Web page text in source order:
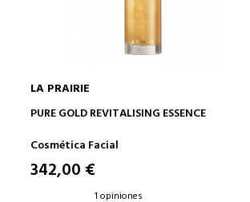
AÑADIR A LA CESTA
LA PRAIRIE
PURE GOLD REVITALISING ESSENCE
Cosmética Facial
342,00 €
1 opiniones